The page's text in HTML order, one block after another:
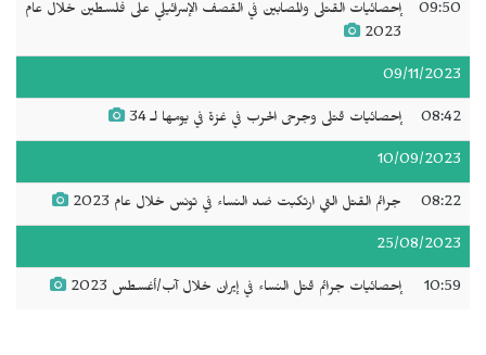
09:50
إحصائيات القتلى والمصابين في القصف الإسرائيلي على فلسطين خلال عام
2023
09/11/2023
08:42 إحصائيات قتلى وجرحى الحرب في غزة في يومها لـ 34
10/09/2023
08:22 جرائم القتل التي ارتكبت ضد النساء في تونس خلال عام 2023
25/08/2023
10:59 إحصائيات جرائم قتل النساء في إيران خلال آب/أغسطس 2023